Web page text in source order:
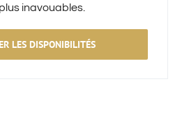
inavouables.
LES DISPONIBILITÉS